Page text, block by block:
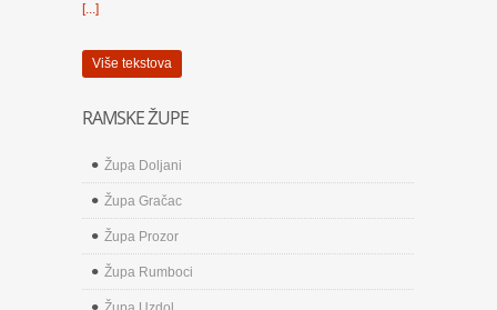
[...]
Više tekstova
RAMSKE ŽUPE
Župa Doljani
Župa Gračac
Župa Prozor
Župa Rumboci